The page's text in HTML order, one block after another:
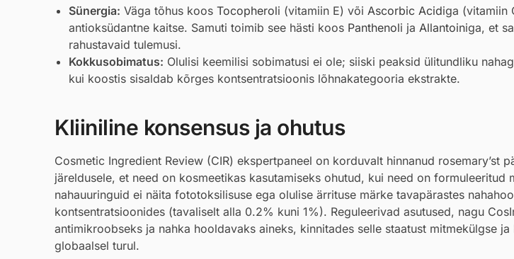
Sünergia: Väga tõhus koos Tocopheroli (vitamiin E) või Ascorbic Acidiga (vitamiin
antioksüdantne kaitse. Samuti toimib see hästi koos Panthenoli ja Allantoiniga, et
rahustavaid tulemusi.
Kokkusobimatus: Olulisi keemilisi sobimatusi ei ole; siiski peaksid ülitundliku
kui koostis sisaldab kõrges kontsentratsioonis lõhnakategooria ekstrakte.
Kliiniline konsensus ja ohutus
Cosmetic Ingredient Review (CIR) ekspertpaneel on korduvalt hinnanud rosemary’st
järeldusele, et need on kosmeetikas kasutamiseks ohutud, kui need on formuleeritud
nahauuringuid ei näita fototoksilisuse ega olulise ärrituse märke tavapärastes
kontsentratsioonides (tavaliselt alla 0.2% kuni 1%). Reguleerivad asutused, nagu
antimikroobseks ja nahka hooldavaks aineks, kinnitades selle staatust mitmekülgse
globaalsel turul.